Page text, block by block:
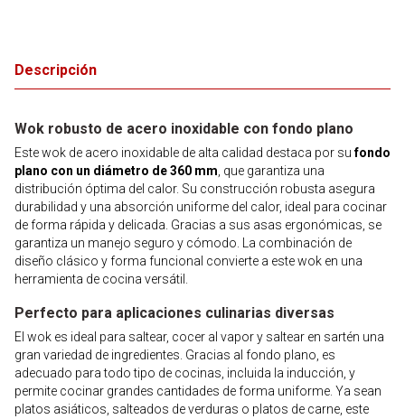
Descripción
Wok robusto de acero inoxidable con fondo plano
Este wok de acero inoxidable de alta calidad destaca por sufondo
plano con un diámetro de 360 mm , que garantiza una
distribución óptima del calor. Su construcción robusta asegura
durabilidad y una absorción uniforme del calor, ideal para cocinar
de forma rápida y delicada. Gracias a sus asas ergonómicas, se
garantiza un manejo seguro y cómodo. La combinación de
diseño clásico y forma funcional convierte a este wok en una
herramienta de cocina versátil.
Perfecto para aplicaciones culinarias diversas
El wok es ideal para saltear, cocer al vapor y saltear en sartén una
gran variedad de ingredientes. Gracias al fondo plano, es
adecuado para todo tipo de cocinas, incluida la inducción, y
permite cocinar grandes cantidades de forma uniforme. Ya sean
platos asiáticos, salteados de verduras o platos de carne, este